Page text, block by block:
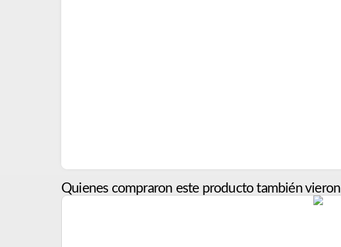
Quienes compraron este producto también vieron